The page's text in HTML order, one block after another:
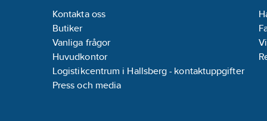
Kontakta oss
Butiker
Vanliga frågor
Huvudkontor
Logistikcentrum i Hallsberg - kontaktuppgifter
Press och media